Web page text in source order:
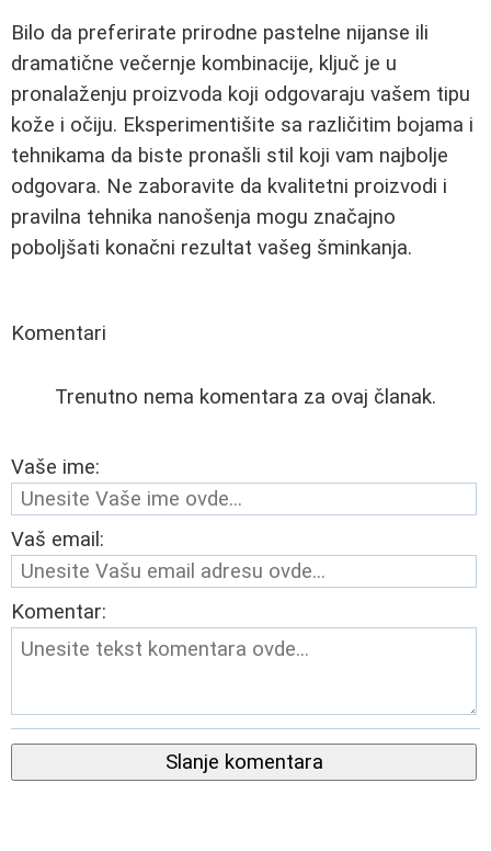
Bilo da preferirate prirodne pastelne nijanse ili
dramatične večernje kombinacije, ključ je u
pronalaženju proizvoda koji odgovaraju vašem tipu
kože i očiju. Eksperimentišite sa različitim bojama i
tehnikama da biste pronašli stil koji vam najbolje
odgovara. Ne zaboravite da kvalitetni proizvodi i
pravilna tehnika nanošenja mogu značajno
poboljšati konačni rezultat vašeg šminkanja.
Komentari
Trenutno nema komentara za ovaj članak.
Vaše ime:
Vaš email:
Komentar:
Slanje komentara